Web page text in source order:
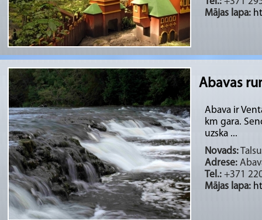
Mājas lapa:
Abavas
Abava ir
km gara.
uzska ...
Novads:
Adrese:
Tel.: +371
Mājas lapa: